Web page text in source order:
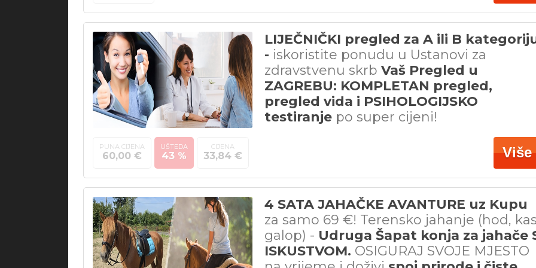
LIJEČNIČKI pregled za A ili B
- iskoristite ponudu u Ustanovi za
zdravstvenu skrb Vaš Pregled u
ZAGREBU: KOMPLETAN pregled,
pregled vida i PSIHOLOGIJSKO
testiranje po super cijeni!
PUNA CIJENA
60,00 €
UŠTEDA
43 %
CIJENA
33,84 € Više
4 SATA JAHAČKE AVANTURE uz Kupu
za samo 69 €! Terensko jahanje (hod,
galop) - Udruga Šapat konja za jahače
ISKUSTVOM. OSIGURAJ SVOJE MJESTO